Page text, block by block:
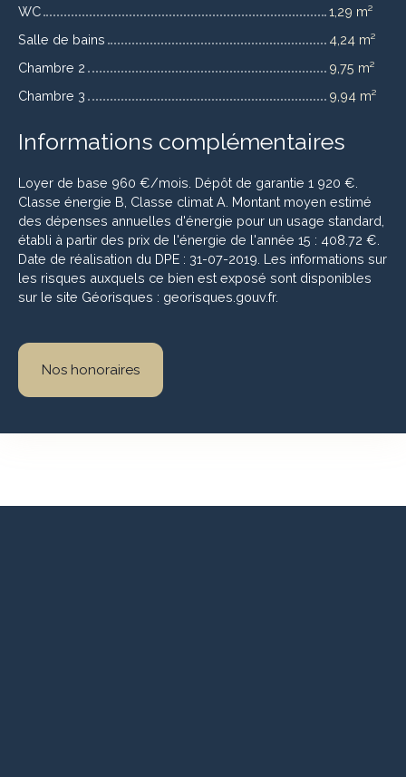
WC
1,29 m²
Salle de bains
4,24 m²
Chambre 2
9,75 m²
Chambre 3
9,94 m²
Informations complémentaires
Loyer de base 960 €/mois. Dépôt de garantie 1 920 €.
Classe énergie B, Classe climat A. Montant moyen estimé
des dépenses annuelles d'énergie pour un usage standard,
établi à partir des prix de l'énergie de l'année 15 : 408.72 €.
Date de réalisation du DPE : 31-07-2019. Les informations sur
les risques auxquels ce bien est exposé sont disponibles
sur le site Géorisques : georisques.gouv.fr.
Nos honoraires